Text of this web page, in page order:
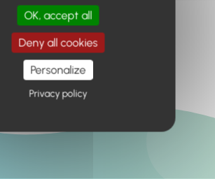
Retour à l'accueil
OK, accept all
Deny all cookies
Personalize
Privacy policy